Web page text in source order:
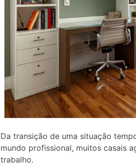
Da transição de uma situação
mundo profissional, muitos casais
trabalho.